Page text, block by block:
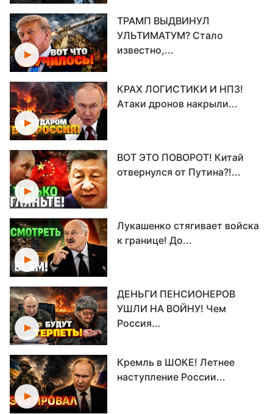
ТРАМП ВЫДВИНУЛ
УЛЬТИМАТУМ? Стало
известно,...
КРАХ ЛОГИСТИКИ И НПЗ!
Атаки дронов накрыли...
ВОТ ЭТО ПОВОРОТ! Китай
отвернулся от Путина?!...
Лукашенко стягивает войска
к границе! До...
ДЕНЬГИ ПЕНСИОНЕРОВ
УШЛИ НА ВОЙНУ! Чем
Россия...
Кремль в ШОКЕ! Летнее
наступление России...